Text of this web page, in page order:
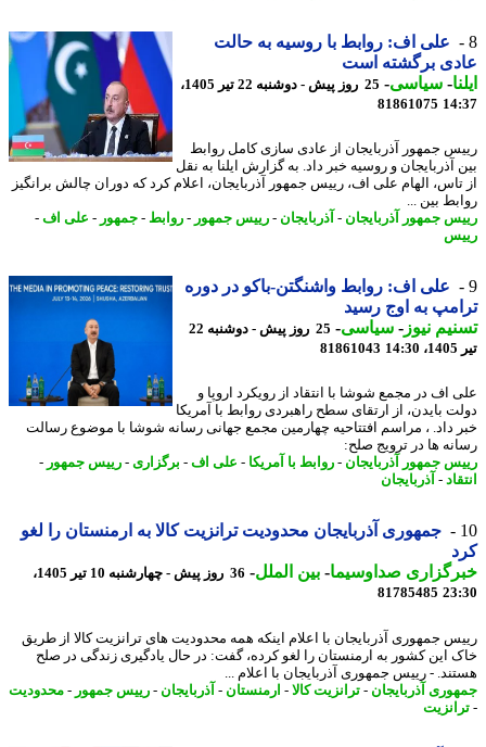
علی اف: روابط با روسیه به حالت
برگشته است
-سیاسی-
25 روز پیش - دوشنبه 22 تیر 1405،
81861075
جمهور آذربایجان از عادی سازی کامل روابط
آذربایجان و روسیه خبر داد. به گزارش ایلنا به نقل
الهام علی اف، رییس جمهور آذربایجان، اعلام کرد که دوران چالش برانگیز
بین ...
جمهور آذربایجان-آذربایجان-رییس جمهور-روابط-جمهور-علی اف-
علی اف: روابط واشنگتن-باکو در دوره
به اوج رسید
نیوز-سیاسی-
25 روز پیش - دوشنبه 22
81861043
اف در مجمع شوشا با انتقاد از رویکرد اروپا و
بایدن، از ارتقای سطح راهبردی روابط با آمریکا
داد. ، مراسم افتتاحیه چهارمین مجمع جهانی رسانه شوشا با موضوع رسالت
ها در ترویج صلح:
جمهور آذربایجان-روابط با آمریکا- علی اف- برگزاری - رییس جمهور-
-آذربایجان
جمهوری آذربایجان محدودیت ترانزیت کالا به ارمنستان را لغو
صداوسیما-بین الملل-
36 روز پیش - چهارشنبه 10 تیر 1405،
81785485
جمهوری آذربایجان با اعلام اینکه همه محدودیت های ترانزیت کالا از طریق
این کشور به ارمنستان را لغو کرده، گفت: در حال یادگیری زندگی در صلح
- رییس جمهوری آذربایجان با اعلام ...
آذربایجان-ترانزیت کالا-ارمنستان-آذربایجان-رییس جمهور-محدودیت